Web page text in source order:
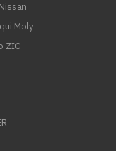
Moly
ZIC